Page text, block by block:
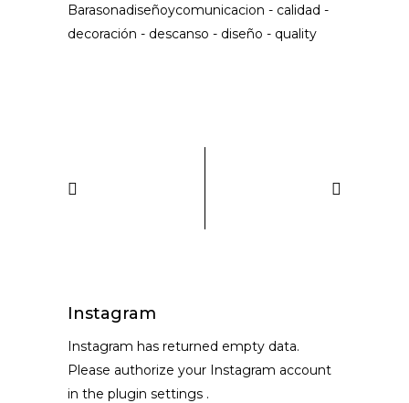
Barasonadiseñoycomunicacion - calidad -
decoración - descanso - diseño - quality
Instagram
Instagram has returned empty data.
Please authorize your Instagram account
in the plugin settings .